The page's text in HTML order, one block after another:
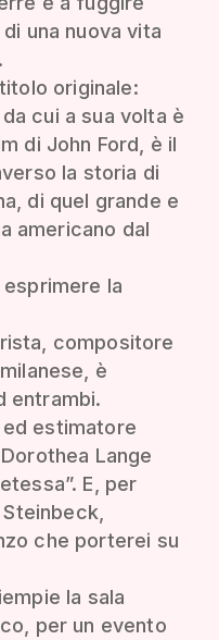
una nuova vita
originale:
cui a sua volta è
di John Ford, è il
la storia di
di quel grande e
americano dal
la
compositore
è
entrambi.
estimatore
Lange
E, per
che porterei su
la sala
per un evento